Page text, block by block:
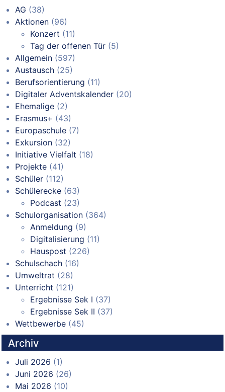
AG (38)
Aktionen (96)
Konzert (11)
Tag der offenen Tür (5)
Allgemein (597)
Austausch (25)
Berufsorientierung (11)
Digitaler Adventskalender (20)
Ehemalige (2)
Erasmus+ (43)
Europaschule (7)
Exkursion (32)
Initiative Vielfalt (18)
Projekte (41)
Schüler (112)
Schülerecke (63)
Podcast (23)
Schulorganisation (364)
Anmeldung (9)
Digitalisierung (11)
Hauspost (226)
Schulschach (16)
Umweltrat (28)
Unterricht (121)
Ergebnisse Sek I (37)
Ergebnisse Sek II (37)
Wettbewerbe (45)
Archiv
Juli 2026 (1)
Juni 2026 (26)
Mai 2026 (10)